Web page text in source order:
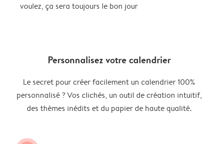
voulez, ça sera toujours le bon jour
Personnalisez votre calendrier
Le secret pour créer facilement un calendrier 100%
personnalisé ? Vos clichés, un outil de création intuitif,
des thèmes inédits et du papier de haute qualité.